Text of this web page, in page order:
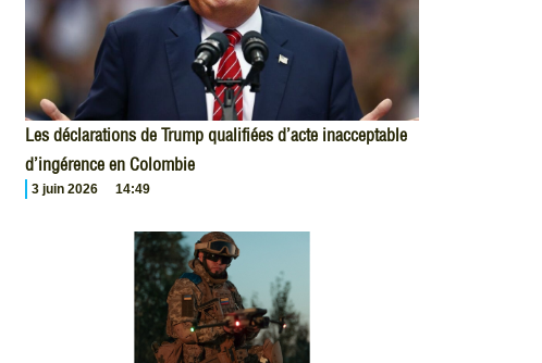
Les déclarations de Trump qualifiées d’acte inacceptable
d’ingérence en Colombie
3 juin 2026 14:49